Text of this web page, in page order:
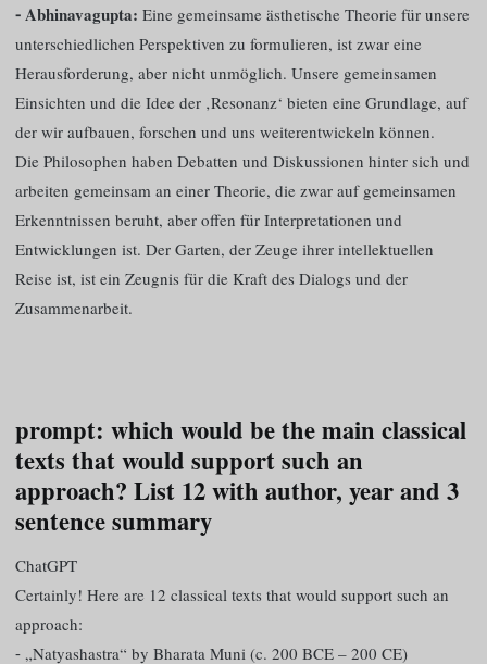
⁃ Abhinavagupta: Eine gemeinsame ästhetische Theorie für unsere
unterschiedlichen Perspektiven zu formulieren, ist zwar eine
Herausforderung, aber nicht unmöglich. Unsere gemeinsamen
Einsichten und die Idee der ‚Resonanz‘ bieten eine Grundlage, auf
der wir aufbauen, forschen und uns weiterentwickeln können.
Die Philosophen haben Debatten und Diskussionen hinter sich und
arbeiten gemeinsam an einer Theorie, die zwar auf gemeinsamen
Erkenntnissen beruht, aber offen für Interpretationen und
Entwicklungen ist. Der Garten, der Zeuge ihrer intellektuellen
Reise ist, ist ein Zeugnis für die Kraft des Dialogs und der
Zusammenarbeit.
prompt: which would be the main classical
texts that would support such an
approach? List 12 with author, year and 3
sentence summary
ChatGPT
Certainly! Here are 12 classical texts that would support such an
approach:
⁃ „Natyashastra“ by Bharata Muni (c. 200 BCE – 200 CE)